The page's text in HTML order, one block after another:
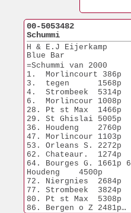
00-5053482
Schummi
H & E.J Eijerkamp
Blue Bar
=Schummi van 2000
1.  Morlincourt 386p
3.  tegen      1568p
4.  Strombeek  5314p
6.  Morlincour 1008p
28. Pt st Max  1466p
29. St Ghislai 5005p
36. Houdeng    2760p
47. Morlincour 1103p
53. Orleans S. 2272p
62. Chateaur.  1274p
64. Bourges G. 1661p
Houdeng    4500p
72. Niergnies  2684p
77. Strombeek  3824p
80. Pt st Max  5308p
86. Bergen o Z 2481p